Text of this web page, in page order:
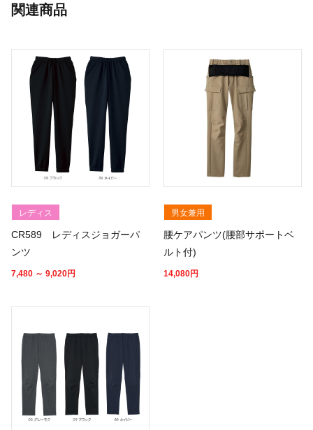
関連商品
レディス
CR589 レディスジョガーパ
ンツ
7,480 ～ 9,020円
男女兼用
腰ケアパンツ(腰部サポートベ
ルト付)
14,080円